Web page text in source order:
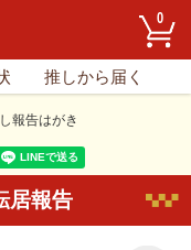
0
推しから届く
報告はがき
居報告